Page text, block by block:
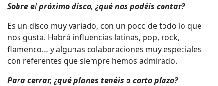
Sobre el próximo disco, ¿qué nos podéis contar?
Es un disco muy variado, con un poco de todo lo que
nos gusta. Habrá influencias latinas, pop, rock,
flamenco… y algunas colaboraciones muy especiales
con referentes que siempre hemos admirado.
Para cerrar, ¿qué planes tenéis a corto plazo?